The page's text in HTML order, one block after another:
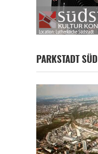
PARKSTADT SÜD